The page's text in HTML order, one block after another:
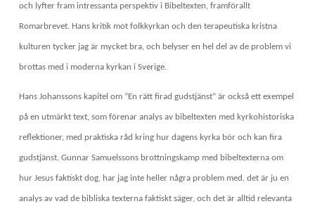
och lyfter fram intressanta perspektiv i Bibeltexten, framförallt
Romarbrevet. Hans kritik mot folkkyrkan och den terapeutiska kristna
kulturen tycker jag är mycket bra, och belyser en hel del av de problem vi
brottas med i moderna kyrkan i Sverige.
Hans Johanssons kapitel om ”En rätt firad gudstjänst” är också ett exempel
på en utmärkt text, som förenar analys av bibeltexten med kyrkohistoriska
reflektioner, med praktiska råd kring hur dagens kyrka bör och kan fira
gudstjänst. Gunnar Samuelssons brottningskamp med bibeltexterna om
hur Jesus faktiskt dog, har jag inte heller några problem med, det är ju en
analys av vad de bibliska texterna faktiskt säger, och det är alltid relevanta